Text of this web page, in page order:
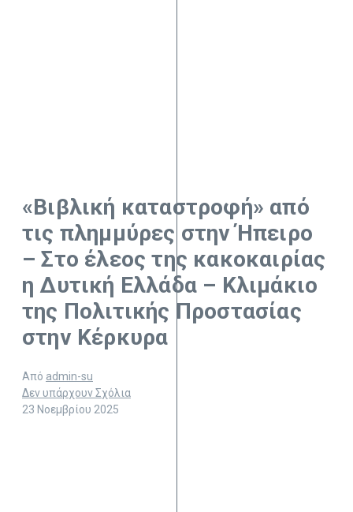
«Βιβλική καταστροφή» από
τις πλημμύρες στην Ήπειρο
– Στο έλεος της κακοκαιρίας
η Δυτική Ελλάδα – Κλιμάκιο
της Πολιτικής Προστασίας
στην Κέρκυρα
Από admin-su
Δεν υπάρχουν Σχόλια
23 Νοεμβρίου 2025